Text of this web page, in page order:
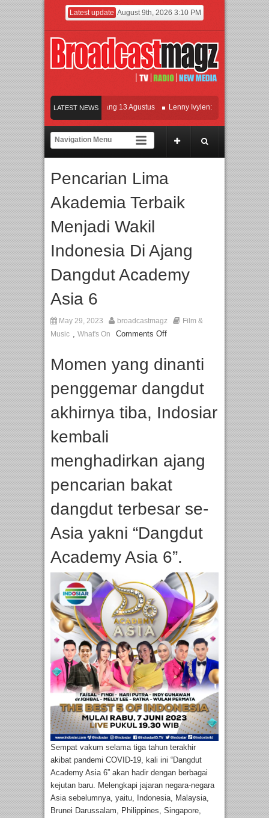
Latest update August 9th, 2026 3:10 PM
LATEST NEWS
KETOK MEJIK Siap Tayang 13 Agustus Lenny Ivylen: 26 Tahun Jaga
Universitas Agung Podomoro Jalin Kerja Sama Pendidikan dan Riset untuk
Pencarian Lima
Akademia Terbaik
Menjadi Wakil
Indonesia Di Ajang
Dangdut Academy
Asia 6
May 29, 2023 broadcastmagz
Film &
Music , What's On Comments Off
Momen yang dinanti
penggemar dangdut
akhirnya tiba, Indosiar
kembali
menghadirkan ajang
pencarian bakat
dangdut terbesar se-
Asia yakni “Dangdut
Academy Asia 6”.
Sempat vakum selama tiga tahun terakhir
akibat pandemi COVID-19, kali ini “Dangdut
Academy Asia 6” akan hadir dengan berbagai
kejutan baru. Melengkapi jajaran negara-negara
Asia sebelumnya, yaitu, Indonesia, Malaysia,
Brunei Darussalam, Philippines, Singapore,